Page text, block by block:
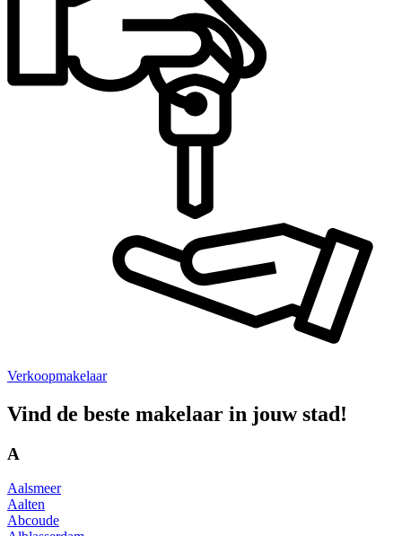
Verkoopmakelaar
Vind de beste makelaar in jouw stad!
A
Aalsmeer
Aalten
Abcoude